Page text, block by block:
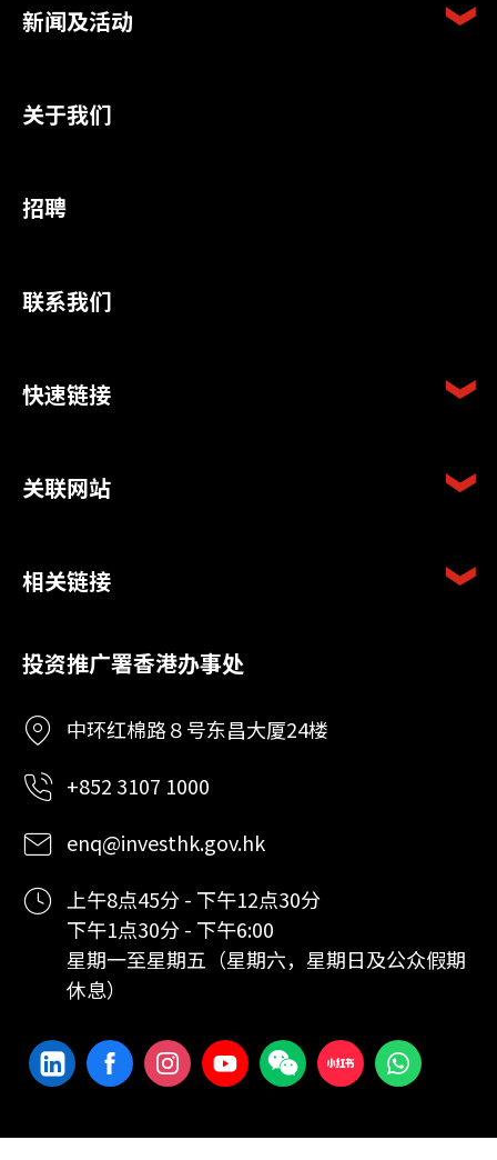
新闻及活动
关于我们
招聘
联系我们
快速链接
关联网站
相关链接
投资推广署香港办事处
中环红棉路８号东昌大厦24楼
+852 3107 1000
enq@investhk.gov.hk
上午8点45分 - 下午12点30分
下午1点30分 - 下午6:00
星期一至星期五（星期六，星期日及公众假期
休息）